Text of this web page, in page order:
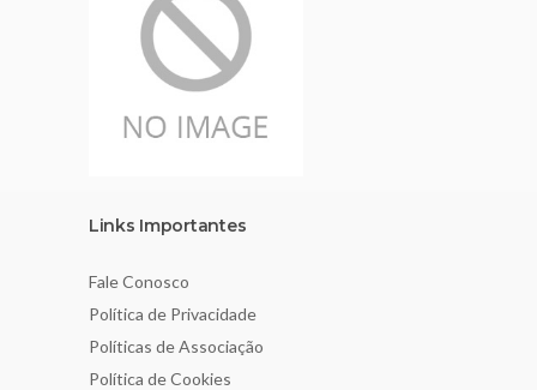
Links Importantes
Fale Conosco
Política de Privacidade
Políticas de Associação
Política de Cookies